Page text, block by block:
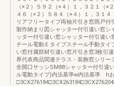
（×２）５９２（×４）１，３２１（×
４６（×２）５８４（×４）１，３１
リアフリータイプ両袖片引き窓雨戸付
製作納まり図シャッター付引違い窓シ
ッター付引違い窓シャッター付引違い
チール電動Ｅタイプスチール手動タイ
い窓付属部材引違い窓片引き窓3枚引
界代表商品関連テラス・装飾窓シリー
全開口サッシSM88シャッター付引違
ル電動タイプ)内法基準w内法基準 h